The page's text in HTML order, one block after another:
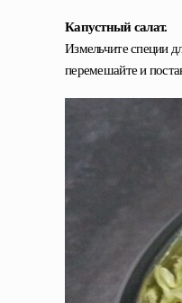
Капустный салат.
Измельчите специи
перемешайте и